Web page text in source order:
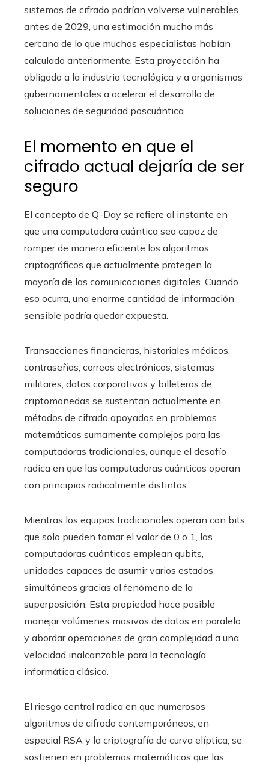
sistemas de cifrado podrían volverse vulnerables
antes de 2029, una estimación mucho más
cercana de lo que muchos especialistas habían
calculado anteriormente. Esta proyección ha
obligado a la industria tecnológica y a organismos
gubernamentales a acelerar el desarrollo de
soluciones de seguridad poscuántica.
El momento en que el
cifrado actual dejaría de ser
seguro
El concepto de Q-Day se refiere al instante en
que una computadora cuántica sea capaz de
romper de manera eficiente los algoritmos
criptográficos que actualmente protegen la
mayoría de las comunicaciones digitales. Cuando
eso ocurra, una enorme cantidad de información
sensible podría quedar expuesta.
Transacciones financieras, historiales médicos,
contraseñas, correos electrónicos, sistemas
militares, datos corporativos y billeteras de
criptomonedas se sustentan actualmente en
métodos de cifrado apoyados en problemas
matemáticos sumamente complejos para las
computadoras tradicionales, aunque el desafío
radica en que las computadoras cuánticas operan
con principios radicalmente distintos.
Mientras los equipos tradicionales operan con bits
que solo pueden tomar el valor de 0 o 1, las
computadoras cuánticas emplean qubits,
unidades capaces de asumir varios estados
simultáneos gracias al fenómeno de la
superposición. Esta propiedad hace posible
manejar volúmenes masivos de datos en paralelo
y abordar operaciones de gran complejidad a una
velocidad inalcanzable para la tecnología
informática clásica.
El riesgo central radica en que numerosos
algoritmos de cifrado contemporáneos, en
especial RSA y la criptografía de curva elíptica, se
sostienen en problemas matemáticos que las